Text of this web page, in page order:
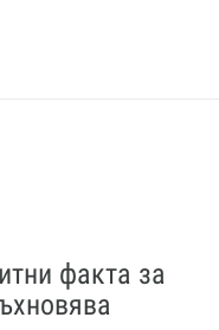
факта за